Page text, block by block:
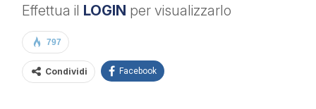
Effettua il LOGIN per visualizzarlo
797
Condividi Facebook